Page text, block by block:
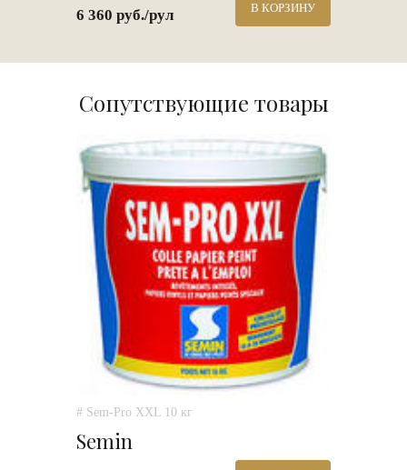
6 360 руб./рул В КОРЗИНУ
Сопутствующие товары
# Sem-Pro XXL 10 кг
Semin